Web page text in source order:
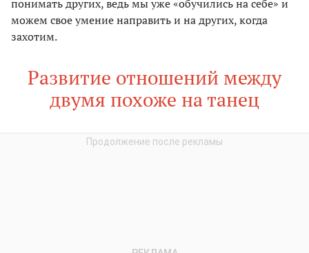
понимать других, ведь мы уже «обучились на себе» и
можем свое умение направить и на других, когда
захотим.
Развитие отношений между
двумя похоже на танец